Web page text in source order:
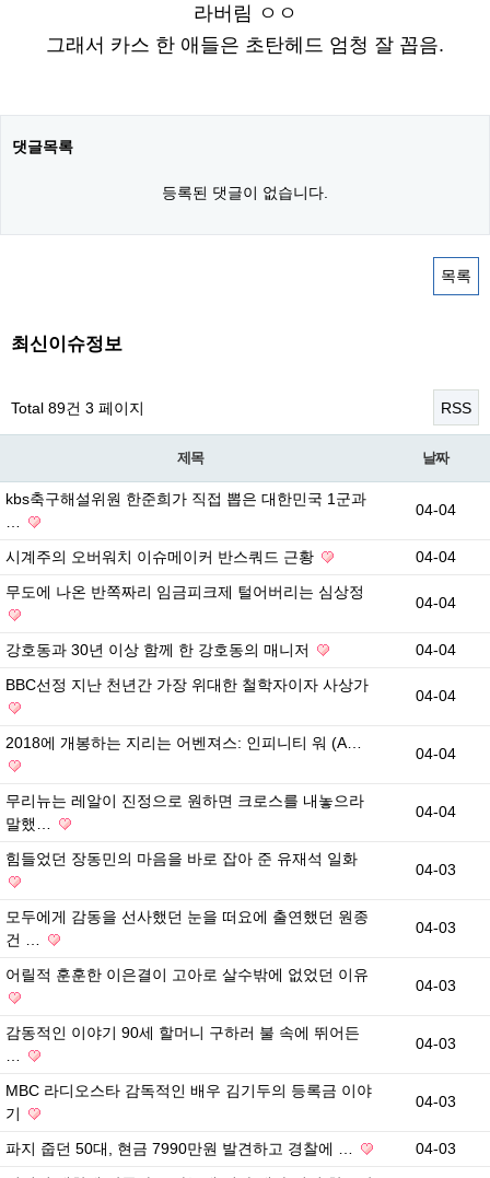
라버림 ㅇㅇ
그래서 카스 한 애들은 초탄헤드 엄청 잘 꼽음.
댓글목록
등록된 댓글이 없습니다.
목록
최신이슈정보
Total 89건 3 페이지 RSS
제목 날짜
kbs축구해설위원 한준희가 직접 뽑은 대한민국 1군과
04-04
시계주의 오버워치 이슈메이커 반스쿼드 근황
04-04
무도에 나온 반쪽짜리 임금피크제 털어버리는 심상정
04-04
강호동과 30년 이상 함께 한 강호동의 매니저
04-04
BBC선정 지난 천년간 가장 위대한 철학자이자 사상가
04-04
2018에 개봉하는 지리는 어벤져스: 인피니티 워 (A…
04-04
무리뉴는 레알이 진정으로 원하면 크로스를 내놓으라
말했…
04-04
힘들었던 장동민의 마음을 바로 잡아 준 유재석 일화
04-03
모두에게 감동을 선사했던 눈을 떠요에 출연했던 원종
건 …
04-03
어릴적 훈훈한 이은결이 고아로 살수밖에 없었던 이유
04-03
감동적인 이야기 90세 할머니 구하러 불 속에 뛰어든
04-03
MBC 라디오스타 감독적인 배우 김기두의 등록금 이야
기
04-03
파지 줍던 50대, 현금 7990만원 발견하고 경찰에 …
04-03